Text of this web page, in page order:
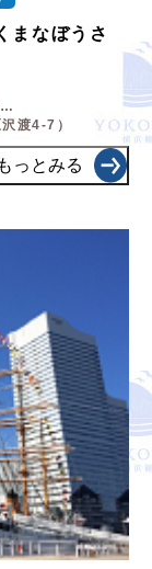
まなぼうさ
渡4-7）
もっとみる